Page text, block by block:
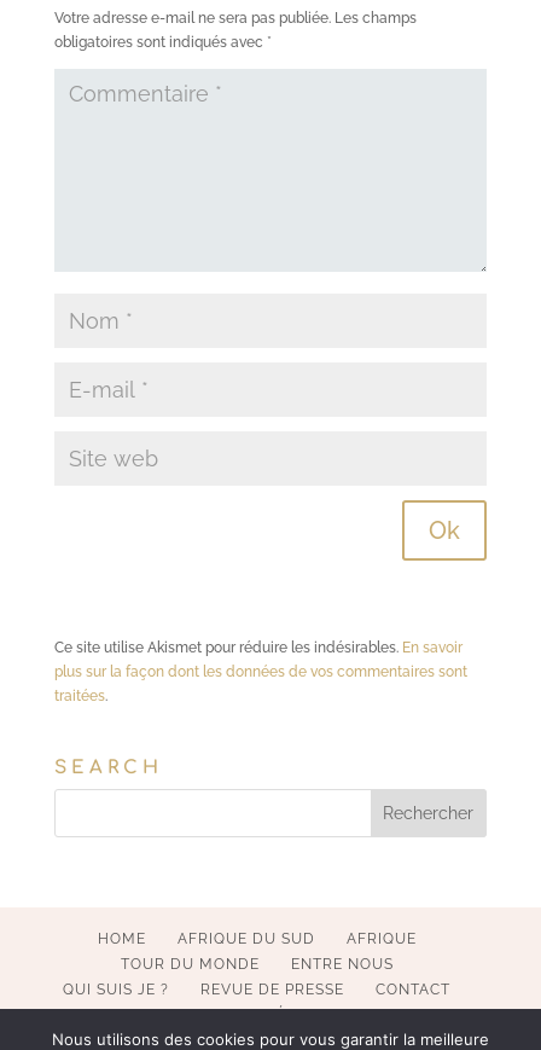
Votre adresse e-mail ne sera pas publiée. Les champs
obligatoires sont indiqués avec *
Ce site utilise Akismet pour réduire les indésirables. En savoir
plus sur la façon dont les données de vos commentaires sont
traitées.
SEARCH
HOME AFRIQUE DU SUD
AFRIQUE
TOUR DU MONDE
ENTRE NOUS
QUI SUIS JE ?
REVUE DE PRESSE
CONTACT
Nous utilisons des cookies pour vous garantir la meilleure